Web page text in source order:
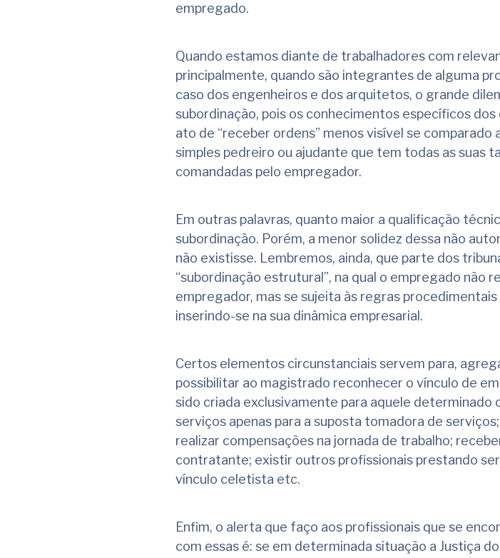
empregado.
Quando estamos diante de trabalhadores com
principalmente, quando são integrantes de alguma
caso dos engenheiros e dos arquitetos, o grande
subordinação, pois os conhecimentos específicos
ato de “receber ordens” menos visível se comparado
simples pedreiro ou ajudante que tem todas as suas
comandadas pelo empregador.
Em outras palavras, quanto maior a qualificação
subordinação. Porém, a menor solidez dessa não
não existisse. Lembremos, ainda, que parte dos
“subordinação estrutural”, na qual o empregado não
empregador, mas se sujeita às regras
inserindo-se na sua dinâmica empresarial.
Certos elementos circunstanciais servem para,
possibilitar ao magistrado reconhecer o vínculo de
sido criada exclusivamente para aquele
serviços apenas para a suposta tomadora de
realizar compensações na jornada de trabalho;
contratante; existir outros profissionais prestando
vínculo celetista etc.
Enfim, o alerta que faço aos profissionais que se
com essas é: se em determinada situação a Justiça